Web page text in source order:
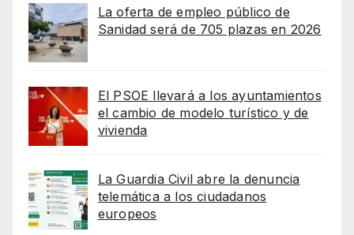
La oferta de empleo público de
Sanidad será de 705 plazas en 2026
El PSOE llevará a los ayuntamientos
el cambio de modelo turístico y de
vivienda
La Guardia Civil abre la denuncia
telemática a los ciudadanos
europeos